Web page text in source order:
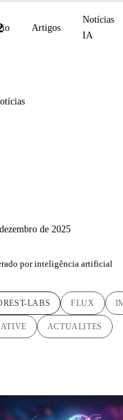
Artigos
Notícias
IA
de 2025
por inteligência artificial
LABS FLUX
ACTUALITES